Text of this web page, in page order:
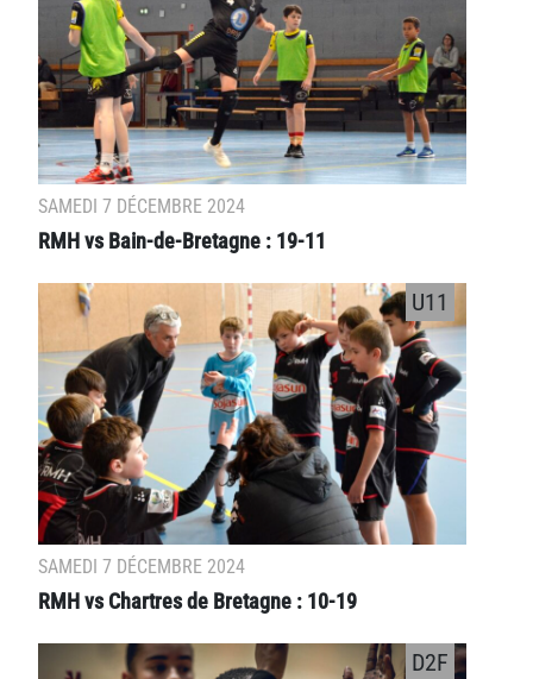
SAMEDI 7 DÉCEMBRE 2024
RMH vs Bain-de-Bretagne : 19-11
SAMEDI 7 DÉCEMBRE 2024
RMH vs Chartres de Bretagne : 10-19
U11
D2F